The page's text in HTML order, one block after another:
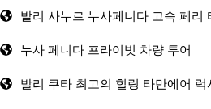
발리 사누르 누사페니다 고속 페리
누사 페니다 프라이빗 차량 투어
발리 쿠타 최고의 힐링 타만에어